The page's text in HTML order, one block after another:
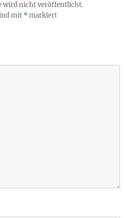
wird nicht veröffentlicht.
mit *markiert